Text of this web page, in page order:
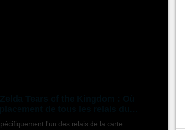
?
l'un des relais de la carte